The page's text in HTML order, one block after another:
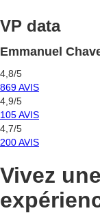
VP data
Emmanuel
4,8/5
869 AVIS
4,9/5
105 AVIS
4,7/5
200 AVIS
Vivez